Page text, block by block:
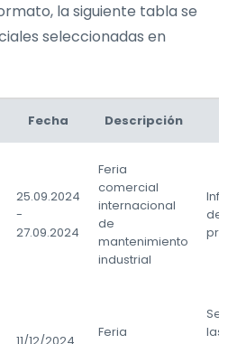
la siguiente tabla se
seleccionadas en
Fecha Descripción
25.09.2024
-
27.09.2024
Feria
comercial
internacional
de
mantenimiento
industrial
de
Feria
Se
las